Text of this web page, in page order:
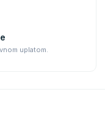
uplatom.